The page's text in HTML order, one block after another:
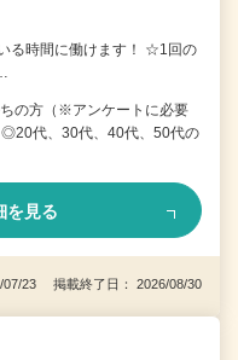
る時間に働けます！ ☆1回の
の方（※アンケートに必要
代、30代、40代、50代の
を見る
07/23 掲載終了日： 2026/08/30